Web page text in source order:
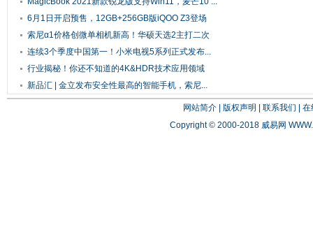
6月1日开启预售，12GB+256GB版iQOO Z3登场
索尼α1价格创微单相机新高！华硕天选2主打二次
元
连续3个季度中国第一！小米电视5系列正式发布...
行业揭秘！你还不知道的4K&HDR技术应用领域
新品汇 | 金立发布安全性最高的智能手机，索尼...
网站简介| 版权声明 联系我们
在
Copyright © 2000-2018 威易网 WWW.